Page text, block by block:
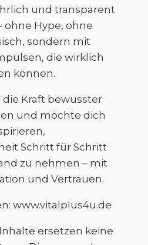
und transparent
ohne Hype, ohne
sondern mit
die wirklich
können.
die Kraft bewusster
und möchte dich
Schritt für Schritt
zu nehmen – mit
und Vertrauen.
www.vitalplus4u.de
ersetzen keine